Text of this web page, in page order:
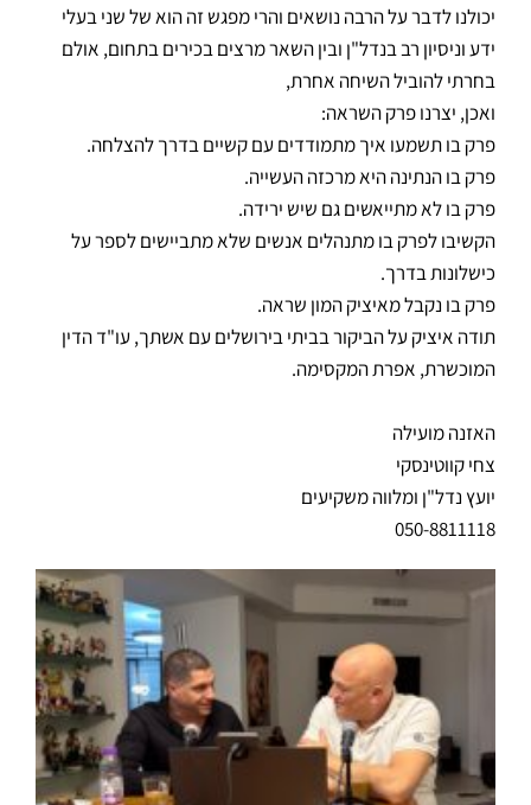
יכולנו לדבר על הרבה נושאים והרי מפגש זה הוא של שני בעלי
ידע וניסיון רב בנדל"ן ובין השאר מרצים בכירים בתחום, אולם
בחרתי להוביל השיחה אחרת,
ואכן, יצרנו פרק השראה:
פרק בו תשמעו איך מתמודדים עם קשיים בדרך להצלחה.
פרק בו הנתינה היא מרכזה העשייה.
פרק בו לא מתייאשים גם שיש ירידה.
הקשיבו לפרק בו מתנהלים אנשים שלא מתביישים לספר על
כישלונות בדרך.
פרק בו נקבל מאיציק המון שראה.
תודה איציק על הביקור בביתי בירושלים עם אשתך, עו"ד הדין
המוכשרת, אפרת המקסימה.
האזנה מועילה
צחי קווטינסקי
יועץ נדל"ן ומלווה משקיעים
050-8811118